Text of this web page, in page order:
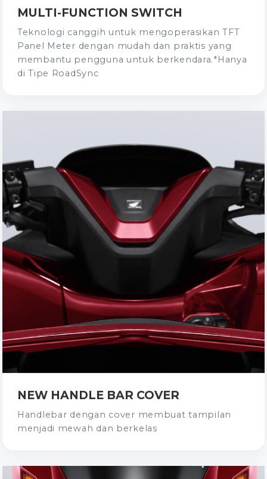
MULTI-FUNCTION SWITCH
Teknologi canggih untuk mengoperasikan TFT
Panel Meter dengan mudah dan praktis yang
membantu pengguna untuk berkendara.*Hanya
di Tipe RoadSync
NEW HANDLE BAR COVER
Handlebar dengan cover membuat tampilan
menjadi mewah dan berkelas